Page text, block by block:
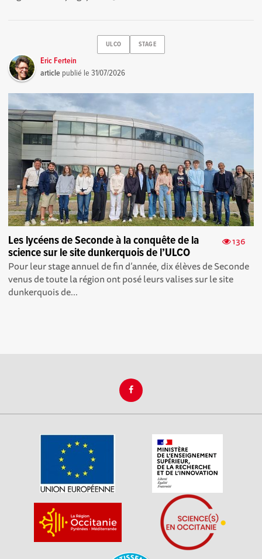
ULCO STAGE
Eric Fertein
article publié le31/07/2026
136
Les lycéens de Seconde à la conquête de la
science sur le site dunkerquois de l’ULCO
Pour leur stage annuel de fin d’année, dix élèves de Seconde
venus de toute la région ont posé leurs valises sur le site
dunkerquois de...